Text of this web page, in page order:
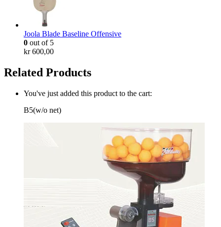
Joola Blade Baseline Offensive
0 out of 5
kr600,00
Related Products
You've just added this product to the cart:
B5(w/o net)